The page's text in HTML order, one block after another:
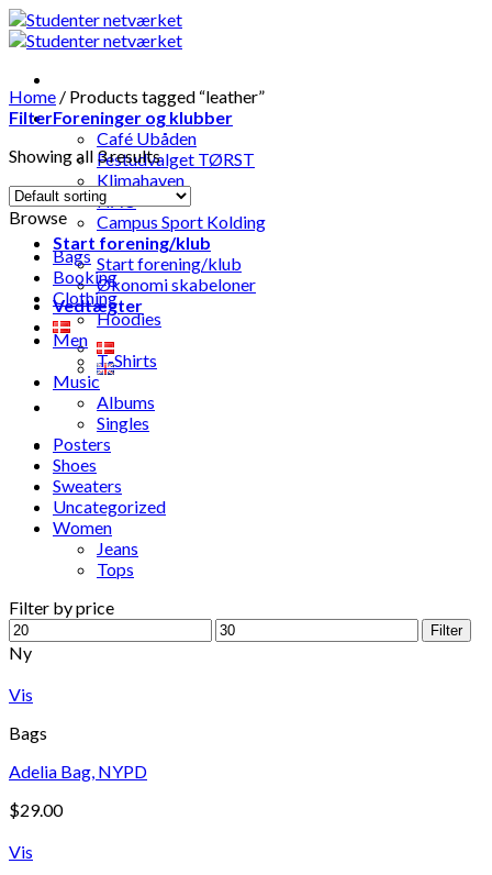
Skip
to
Foreninger og klubber
Café Ubåden
Festudvalget TØRST
Klimahaven
HAU
Campus Sport Kolding
Start forening/klub
Start forening/klub
Økonomi skabeloner
Vedtægter
Home / Products tagged “leather”
Filter
Showing all 3 results
Browse
Bags
Booking
Clothing
Hoodies
Men
T-Shirts
Music
Albums
Singles
Posters
Shoes
Sweaters
Uncategorized
Women
Jeans
Tops
Filter by price
Min
price
Max
price
Filter
Ny
Vis
Bags
Adelia Bag, NYPD
$29.00
Vis